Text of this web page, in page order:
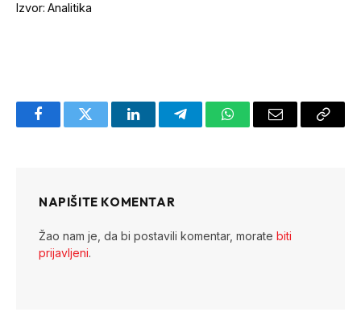
Izvor: Analitika
FacebookTwitter LinkedInTelegramWhatsAppEmail
Copy
NAPIŠITE KOMENTAR
Žao nam je, da bi postavili komentar, morate biti
prijavljeni.